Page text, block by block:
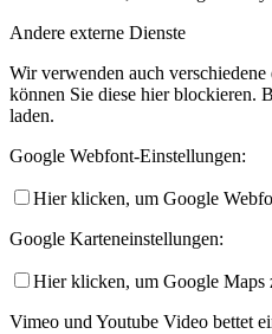
Andere externe Dienste
Wir verwenden auch
können Sie diese hier blockieren.
laden.
Google Webfont-Einstellungen:
Hier klicken, um Google
Google Karteneinstellungen:
Hier klicken, um Google Maps
Vimeo und Youtube Video bettet